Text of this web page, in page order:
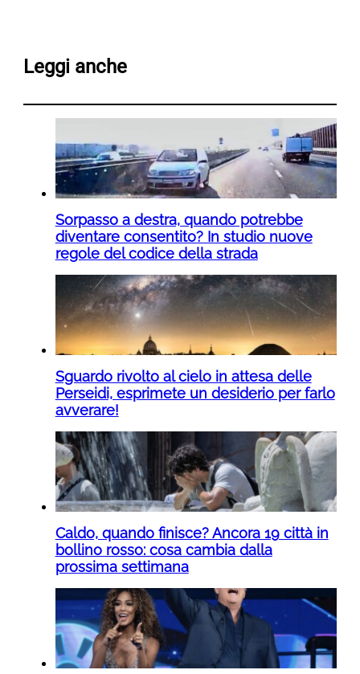
Leggi anche
Sorpasso a destra, quando potrebbe
diventare consentito? In studio nuove
regole del codice della strada
Sguardo rivolto al cielo in attesa delle
Perseidi, esprimete un desiderio per farlo
avverare!
Caldo, quando finisce? Ancora 19 città in
bollino rosso: cosa cambia dalla
prossima settimana